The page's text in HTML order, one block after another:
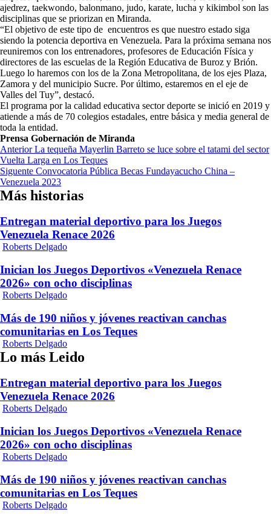
ajedrez, taekwondo, balonmano, judo, karate, lucha y kikimbol son las
disciplinas que se priorizan en Miranda.
“El objetivo de este tipo de encuentros es que nuestro estado siga
siendo la potencia deportiva en Venezuela. Para la próxima semana nos
reuniremos con los entrenadores, profesores de Educación Física y
directores de las escuelas de la Región Educativa de Buroz y Brión.
Luego lo haremos con los de la Zona Metropolitana, de los ejes Plaza,
Zamora y del municipio Sucre. Por último, estaremos en el eje de
Valles del Tuy”, destacó.
El programa por la calidad educativa sector deporte se inició en 2019 y
atiende a más de 70 colegios estadales, entre básica y media general de
toda la entidad.
Prensa Gobernación de Miranda
Navegación
de
entradas
AnteriorLa tequeña Mayerlin Barreto se luce sobre el tatami del sector
Vuelta Larga en Los Teques
Siguente Convocatoria Pública Becas Fundayacucho China –
Venezuela 2023
Más historias
Entregan material deportivo para los Juegos
Venezuela Renace 2026
Roberts Delgado
Inician los Juegos Deportivos «Venezuela Renace
2026» con ocho disciplinas
Roberts Delgado
Más de 190 niños y jóvenes reactivan canchas
comunitarias en Los Teques
Roberts Delgado
Lo más Leido
Entregan material deportivo para los Juegos
Venezuela Renace 2026
Roberts Delgado
Inician los Juegos Deportivos «Venezuela Renace
2026» con ocho disciplinas
Roberts Delgado
Más de 190 niños y jóvenes reactivan canchas
comunitarias en Los Teques
Roberts Delgado